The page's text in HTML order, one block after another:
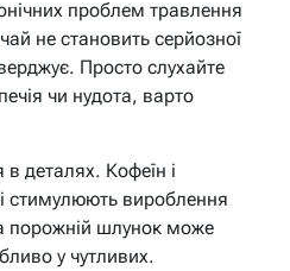
проблем травлення
не становить серйозної
Просто слухайте
чи нудота, варто
деталях. Кофеїн і
стимулюють вироблення
порожній шлунок може
у чутливих.